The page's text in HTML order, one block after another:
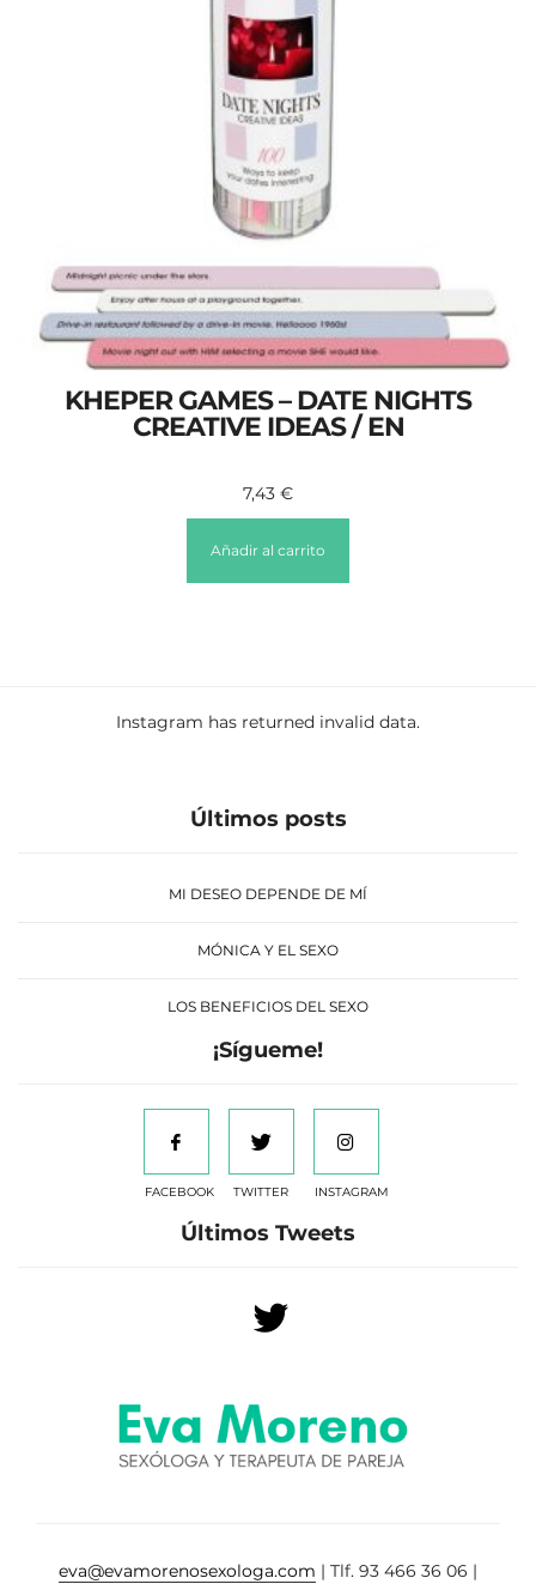
KHEPER GAMES – DATE NIGHTS
CREATIVE IDEAS / EN
7,43 €
Añadir al carrito
Instagram has returned invalid data.
Últimos posts
MI DESEO DEPENDE DE MÍ
MÓNICA Y EL SEXO
LOS BENEFICIOS DEL SEXO
¡Sígueme!
FACEBOOK TWITTER INSTAGRAM
Últimos Tweets
eva@evamorenosexologa.com | Tlf. 93 466 36 06 |